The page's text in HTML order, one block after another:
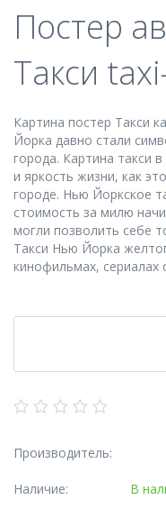
Постер
Такси
Картина постер Такси
Йорка давно стали
города. Картина такси
и яркость жизни, как
городе. Нью Йоркское
стоимость за милю
могли позволить себе
Такси Нью Йорка
кинофильмах,
Производитель:
Наличие: В